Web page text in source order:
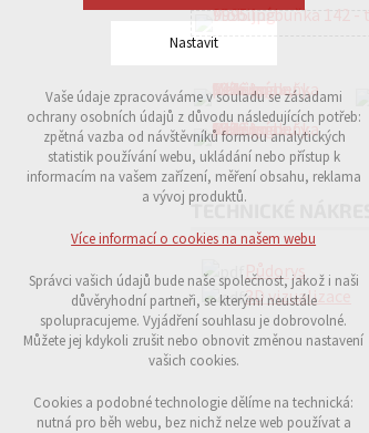
TECHNICKÉ
Půdorys
3D vizualizace
Nastavit
Technická cookies
nutná pro provozování webu
udržení kontextu stránek (session): případná
přihlášení, volby jazyka, apod.
analytická pro anonymizované vyhodnocení
návštěvnosti
marketingová cookies (Google)
Více informací o cookies na našem webu
Vaše údaje zpracováváme v souladu se zásadami
ochrany osobních údajů z důvodu následujících potřeb:
zpětná vazba od návštěvníků formou analytických
statistik používání webu, ukládání nebo přístup k
informacím na vašem zařízení, měření obsahu, reklama
a vývoj produktů.
Více informací o cookies na našem webu
Správci vašich údajů bude naše společnost, jakož i naši
důvěryhodní partneři, se kterými neustále
spolupracujeme. Vyjádření souhlasu je dobrovolné.
Můžete jej kdykoli zrušit nebo obnovit změnou nastavení
vašich cookies.
Cookies a podobné technologie dělíme na technická:
nutná pro běh webu, bez nichž nelze web používat a